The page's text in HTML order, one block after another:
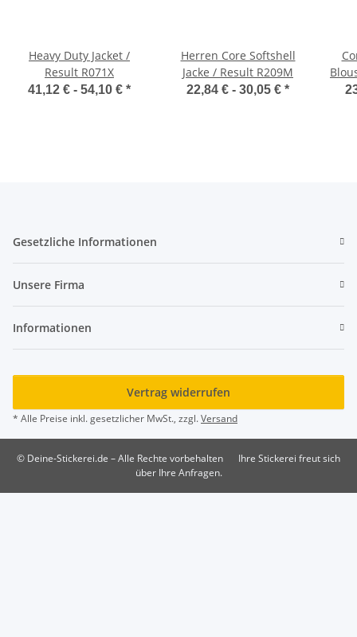
Heavy Duty Jacket /
Result R071X
41,12 € - 54,10 € *
Herren Core Softshell
Jacke / Result R209M
22,84 € - 30,05 € *
Gesetzliche Informationen
Unsere Firma
Informationen
Vertrag widerrufen
* Alle Preise inkl. gesetzlicher MwSt., zzgl.Versand
© Deine-Stickerei.de – Alle Rechte vorbehalten
Ihre Stickerei freut sich
über Ihre Anfragen.